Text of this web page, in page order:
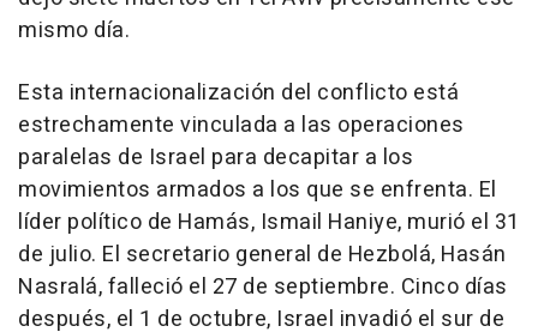
mismo día.
Esta internacionalización del conflicto está
estrechamente vinculada a las operaciones
paralelas de Israel para decapitar a los
movimientos armados a los que se enfrenta. El
líder político de Hamás, Ismail Haniye, murió el 31
de julio. El secretario general de Hezbolá, Hasán
Nasralá, falleció el 27 de septiembre. Cinco días
después, el 1 de octubre, Israel invadió el sur de